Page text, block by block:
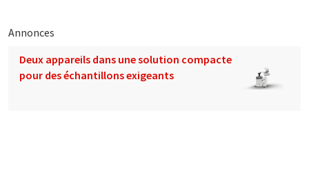
Annonces
Deux appareils dans une solution compacte
pour des échantillons exigeants